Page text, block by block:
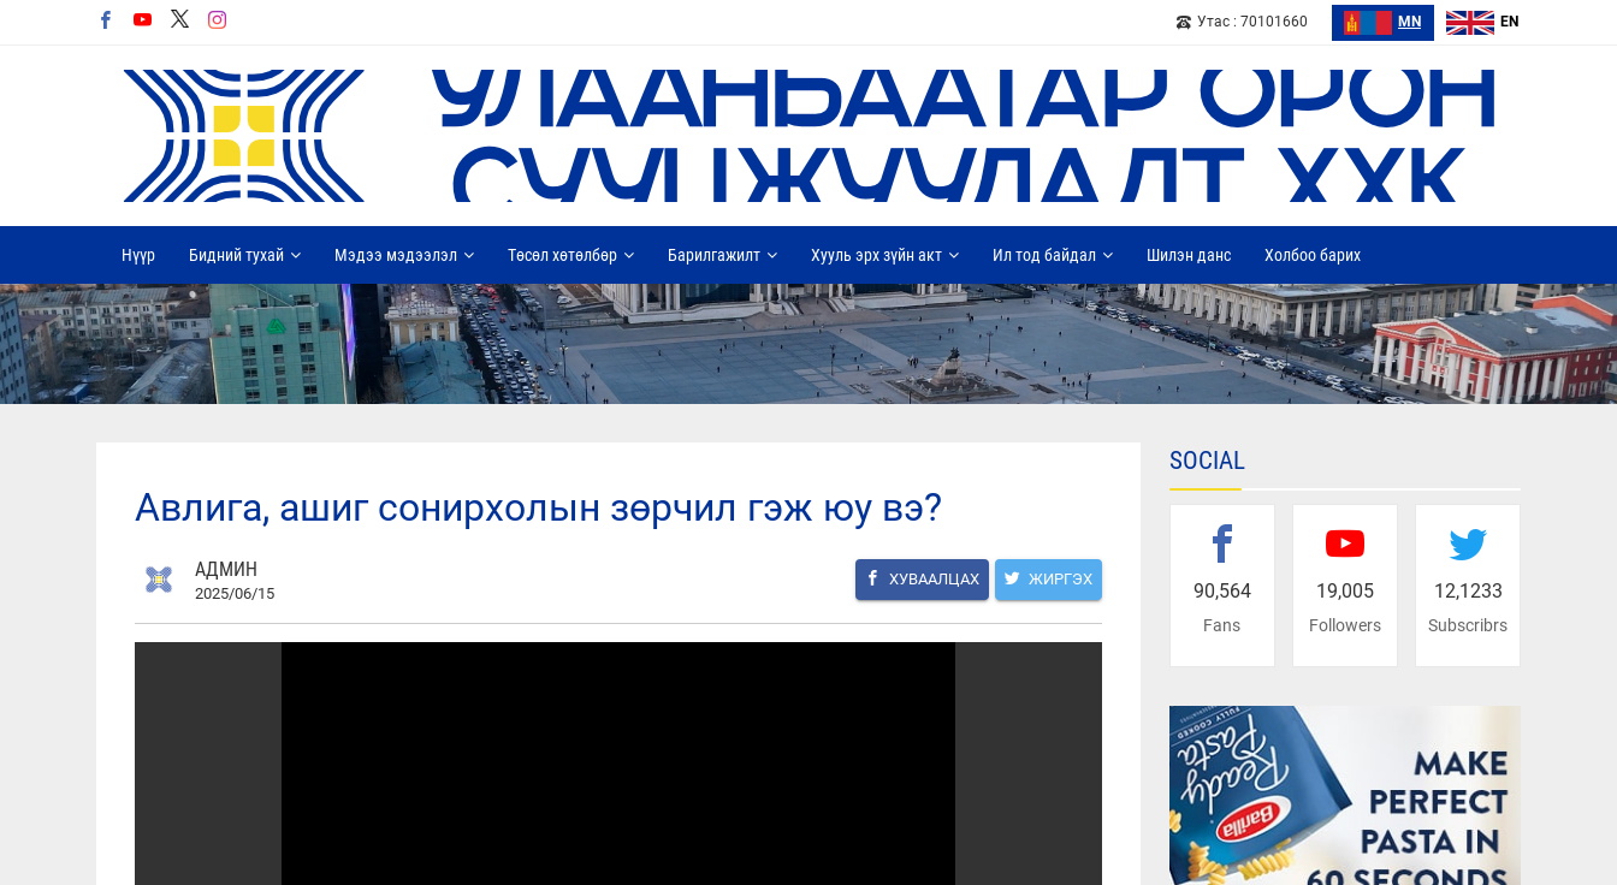
Утас : 70101660 MN EN
Нүүр Бидний тухай Мэдээ мэдээлэл Төсөл хөтөлбөр Барилгажилт Хууль эрх зүйн акт Ил тод байдал Шилэн данс Холбоо барих
авлига, ашиг сонирхолын зөрчил гэж юу вэ?
АДМИН
2025/06/15
ХУВААЛЦАХ ЖИРГЭХ
SOCIAL
90,564
Fans
19,005
Followers
12,1233
Subscribrs